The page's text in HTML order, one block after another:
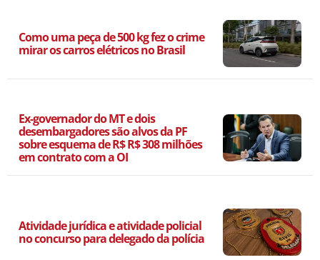
Como uma peça de 500 kg fez o crime
mirar os carros elétricos no Brasil
Ex-governador do MT e dois
desembargadores são alvos da PF
sobre esquema de R$ R$ 308 milhões
em contrato com a OI
Atividade jurídica e atividade policial
no concurso para delegado da polícia